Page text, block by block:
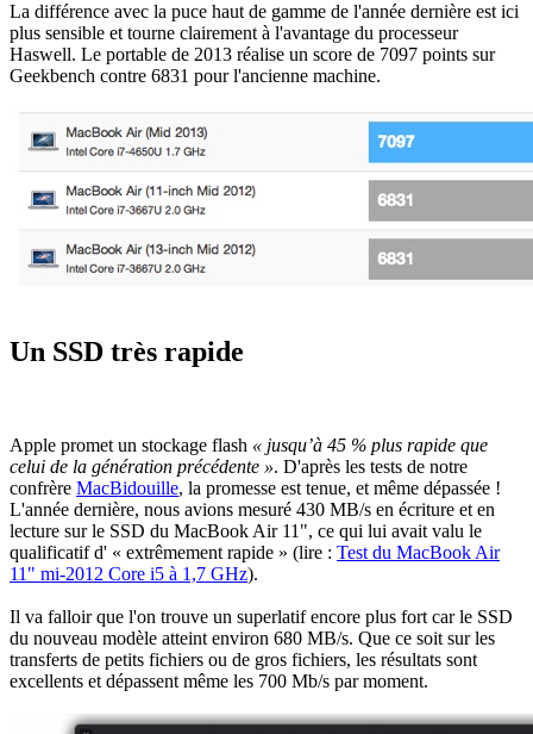
La différence avec la puce haut de gamme de l'année dernière est ici
plus sensible et tourne clairement à l'avantage du processeur
Haswell. Le portable de 2013 réalise un score de 7097 points sur
Geekbench contre 6831 pour l'ancienne machine.
Un SSD très rapide
Apple promet un stockage flash « jusqu’à 45 % plus rapide que
celui de la génération précédente ». D'après les tests de notre
confrère MacBidouille, la promesse est tenue, et même dépassée !
L'année dernière, nous avions mesuré 430 MB/s en écriture et en
lecture sur le SSD du MacBook Air 11", ce qui lui avait valu le
qualificatif d' « extrêmement rapide » (lire : Test du MacBook Air
11" mi-2012 Core i5 à 1,7 GHz).
Il va falloir que l'on trouve un superlatif encore plus fort car le SSD
du nouveau modèle atteint environ 680 MB/s. Que ce soit sur les
transferts de petits fichiers ou de gros fichiers, les résultats sont
excellents et dépassent même les 700 Mb/s par moment.